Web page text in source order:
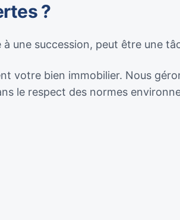
?
une succession, peut être une
votre bien immobilier. Nous
le respect des normes